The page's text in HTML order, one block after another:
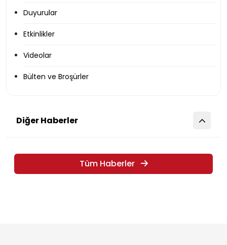
Duyurular
Etkinlikler
Videolar
Bülten ve Broşürler
Diğer Haberler
Tüm Haberler